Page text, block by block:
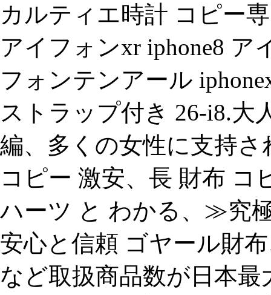
カルティエ時計 コピー
アイフォンxr iphone8 ア
フォンテンアール
ストラップ付き 26-i8.大
編、多くの女性に支持
コピー 激安、長 財布 コ
ハーツ と わかる、≫究
安心と信頼 ゴヤール財
など取扱商品数が日本